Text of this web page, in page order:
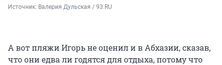
Источник: Валерия Дульская / 93.RU
А вот пляжи Игорь не оценил и в Абхазии, сказав,
что они едва ли годятся для отдыха, потому что